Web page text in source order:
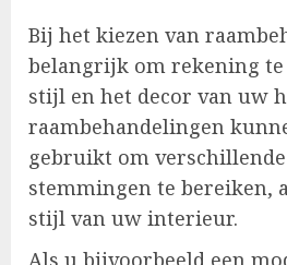
Bij het kiezen van
belangrijk om rekening te
stijl en het decor van uw
raambehandelingen
gebruikt om
stemmingen te bereiken,
stijl van uw interieur.